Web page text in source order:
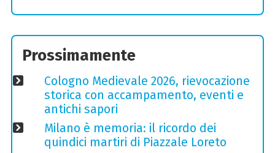
Prossimamente
Cologno Medievale 2026, rievocazione
storica con accampamento, eventi e
antichi sapori
Milano è memoria: il ricordo dei
quindici martiri di Piazzale Loreto